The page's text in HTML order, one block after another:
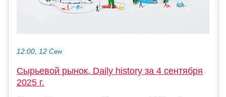
12:00, 12 Сен
Сырьевой рынок, Daily history за 4 сентября
2025 г.